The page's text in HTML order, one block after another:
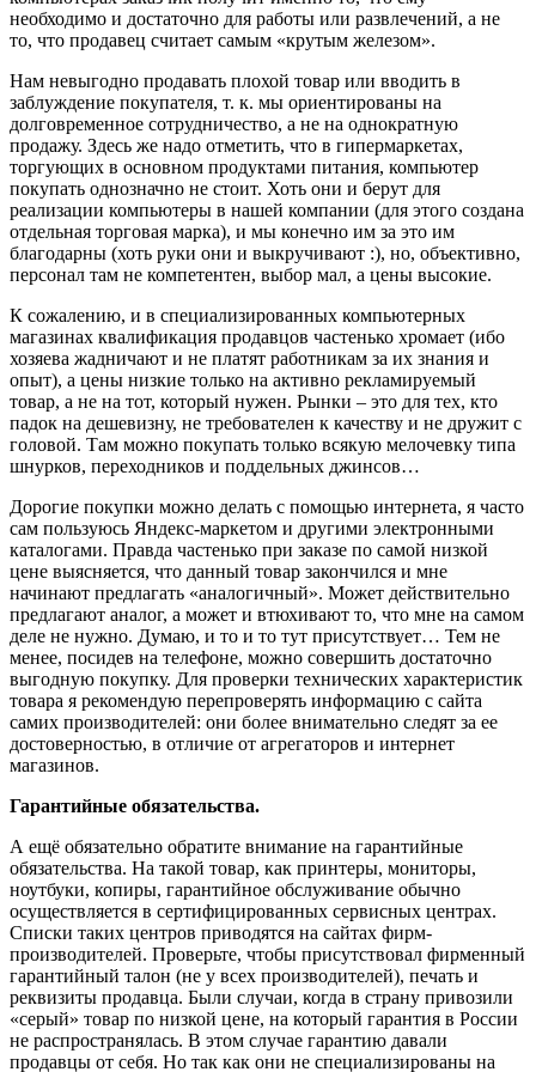
необходимо и достаточно для работы или развлечений, а не
то, что продавец считает самым «крутым железом».
Нам невыгодно продавать плохой товар или вводить в
заблуждение покупателя, т. к. мы ориентированы на
долговременное сотрудничество, а не на однократную
продажу. Здесь же надо отметить, что в гипермаркетах,
торгующих в основном продуктами питания, компьютер
покупать однозначно не стоит. Хоть они и берут для
реализации компьютеры в нашей компании (для этого создана
отдельная торговая марка), и мы конечно им за это им
благодарны (хоть руки они и выкручивают :), но, объективно,
персонал там не компетентен, выбор мал, а цены высокие.
К сожалению, и в специализированных компьютерных
магазинах квалификация продавцов частенько хромает (ибо
хозяева жадничают и не платят работникам за их знания и
опыт), а цены низкие только на активно рекламируемый
товар, а не на тот, который нужен. Рынки – это для тех, кто
падок на дешевизну, не требователен к качеству и не дружит с
головой. Там можно покупать только всякую мелочевку типа
шнурков, переходников и поддельных джинсов…
Дорогие покупки можно делать с помощью интернета, я часто
сам пользуюсь Яндекс-маркетом и другими электронными
каталогами. Правда частенько при заказе по самой низкой
цене выясняется, что данный товар закончился и мне
начинают предлагать «аналогичный». Может действительно
предлагают аналог, а может и втюхивают то, что мне на самом
деле не нужно. Думаю, и то и то тут присутствует… Тем не
менее, посидев на телефоне, можно совершить достаточно
выгодную покупку. Для проверки технических характеристик
товара я рекомендую перепроверять информацию с сайта
самих производителей: они более внимательно следят за ее
достоверностью, в отличие от агрегаторов и интернет
магазинов.
Гарантийные обязательства.
А ещё обязательно обратите внимание на гарантийные
обязательства. На такой товар, как принтеры, мониторы,
ноутбуки, копиры, гарантийное обслуживание обычно
осуществляется в сертифицированных сервисных центрах.
Списки таких центров приводятся на сайтах фирм-
производителей. Проверьте, чтобы присутствовал фирменный
гарантийный талон (не у всех производителей), печать и
реквизиты продавца. Были случаи, когда в страну привозили
«серый» товар по низкой цене, на который гарантия в России
не распространялась. В этом случае гарантию давали
продавцы от себя. Но так как они не специализированы на